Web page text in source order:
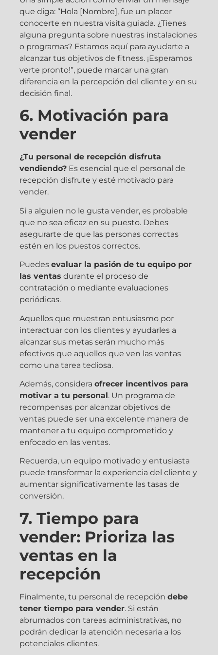
que diga: “Hola [Nombre], fue un placer
conocerte en nuestra visita guiada. ¿Tienes
alguna pregunta sobre nuestras instalaciones
o programas? Estamos aquí para ayudarte a
alcanzar tus objetivos de fitness. ¡Esperamos
verte pronto!”, puede marcar una gran
diferencia en la percepción del cliente y en su
decisión final.
6. Motivación para
vender
¿Tu personal de recepción disfruta
vendiendo? Es esencial que el personal de
recepción disfrute y esté motivado para
vender.
Si a alguien no le gusta vender, es probable
que no sea eficaz en su puesto. Debes
asegurarte de que las personas correctas
estén en los puestos correctos.
Puedes evaluar la pasión de tu equipo por
las ventas durante el proceso de
contratación o mediante evaluaciones
periódicas.
Aquellos que muestran entusiasmo por
interactuar con los clientes y ayudarles a
alcanzar sus metas serán mucho más
efectivos que aquellos que ven las ventas
como una tarea tediosa.
Además, considera ofrecer incentivos para
motivar a tu personal. Un programa de
recompensas por alcanzar objetivos de
ventas puede ser una excelente manera de
mantener a tu equipo comprometido y
enfocado en las ventas.
Recuerda, un equipo motivado y entusiasta
puede transformar la experiencia del cliente y
aumentar significativamente las tasas de
conversión.
7. Tiempo para
vender: Prioriza las
ventas en la
recepción
Finalmente, tu personal de recepción debe
tener tiempo para vender. Si están
abrumados con tareas administrativas, no
podrán dedicar la atención necesaria a los
potenciales clientes.